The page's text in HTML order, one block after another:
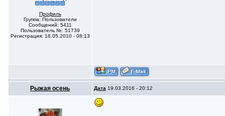
Профиль
Группа: Пользователи
Сообщений: 5411
Пользователь №: 51739
Регистрация: 16.05.2010 - 08:13
Рыжая осень Дата 19.03.2016 - 20:12